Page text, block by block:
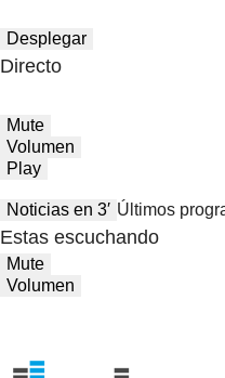
Desplegar
Directo
Mute
Volumen
Play
Noticias en 3′ Últimos
Estas escuchando
Mute
Volumen